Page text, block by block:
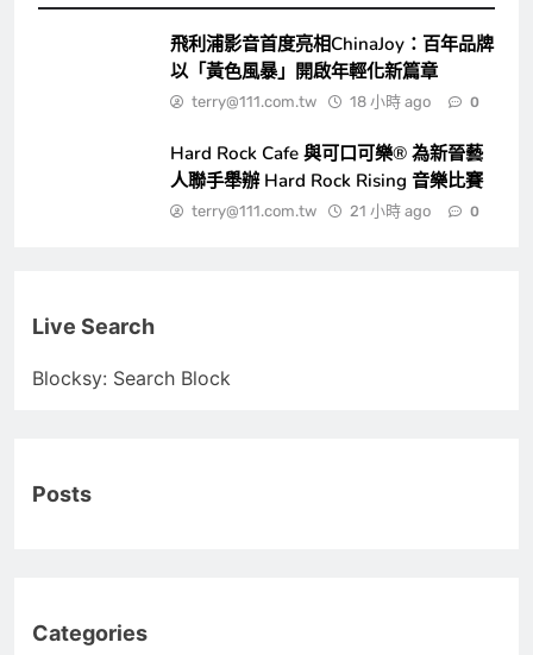
飛利浦影音首度亮相ChinaJoy：百年品牌
以「黃色風暴」開啟年輕化新篇章
terry@111.com.tw 18 小時 ago 0
Hard Rock Cafe 與可口可樂® 為新晉藝
人聯手舉辦 Hard Rock Rising 音樂比賽
terry@111.com.tw 21 小時 ago 0
Live Search
Blocksy: Search Block
Posts
Categories